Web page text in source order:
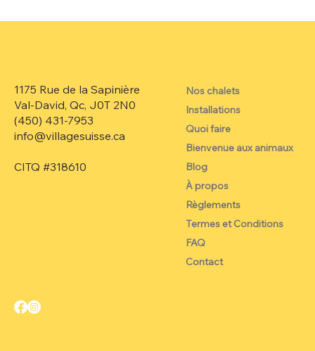
1175 Rue de la Sapinière
Val-David, Qc, J0T 2N0
(450) 431-7953‬
info@villagesuisse.ca
CITQ #318610
Nos chalets
Installations
Quoi faire
Bienvenue aux animaux
Blog
À propos
Règlements
Termes et Conditions
FAQ
Contact